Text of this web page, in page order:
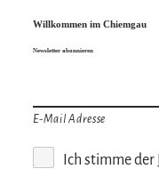
Willkommen im Chiemgau
Newsletter abonnieren
E-Mail Adresse
Ich stimme der